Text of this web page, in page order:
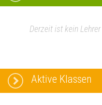
Derzeit ist kein
Aktive Klassen